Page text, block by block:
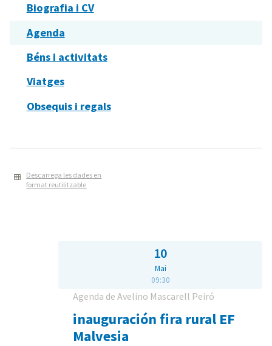
Biografia i CV
Agenda
Béns i activitats
Viatges
Obsequis i regals
Descarrega les dades en
format reutilitzable
10
Mai
09:30
Agenda de Avelino Mascarell Peiró
inauguración fira rural EF
Malvesia